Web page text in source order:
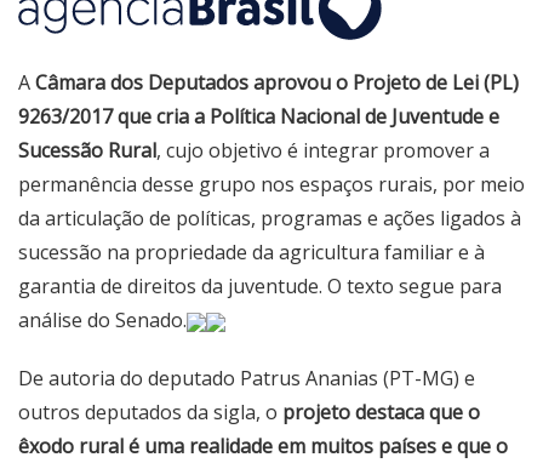
ACâmara dos Deputados aprovou o Projeto de Lei (PL)
9263/2017 que cria a Política Nacional de Juventude e
Sucessão Rural, cujo objetivo é integrar promover a
permanência desse grupo nos espaços rurais, por meio
da articulação de políticas, programas e ações ligados à
sucessão na propriedade da agricultura familiar e à
garantia de direitos da juventude. O texto segue para
análise do Senado.
De autoria do deputado Patrus Ananias (PT-MG) e
outros deputados da sigla, o projeto destaca que o
êxodo rural é uma realidade em muitos países e que o